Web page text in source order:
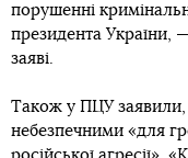
порушенні
президента України,
заяві.
Також у ПЦУ заявили,
небезпечними «для